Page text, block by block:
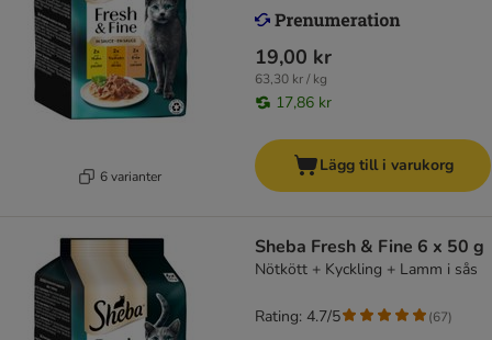
6 varianter
19,00 kr
63,30 kr / kg
17,86 kr
Lägg till i varukorg
Sheba Fresh & Fine 6 x 50 g
Nötkött + Kyckling + Lamm i sås
Rating: 4.7/5 (67)